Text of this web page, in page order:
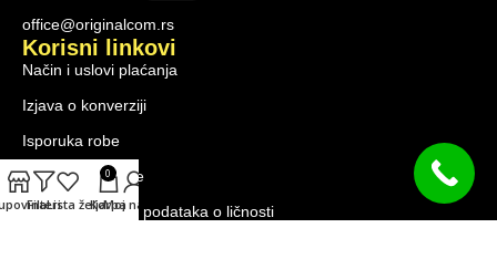
office@originalcom.rs
Korisni linkovi
Način i uslovi plaćanja
Izjava o konverziji
Isporuka robe
Reklamacija robe
Pravilnik o zaštiti podataka o ličnosti
FilteriLista želja
0
Korpa
Moj nalog